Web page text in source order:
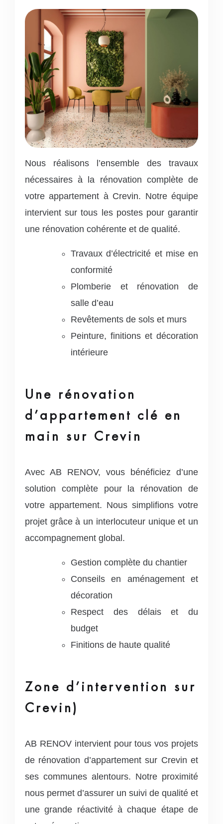
Nous réalisons l’ensemble des travaux
nécessaires à la rénovation complète de
votre appartement à Crevin. Notre équipe
intervient sur tous les postes pour garantir
une rénovation cohérente et de qualité.
Travaux d’électricité et mise en
conformité
Plomberie et rénovation de
salle d’eau
Revêtements de sols et murs
Peinture, finitions et décoration
intérieure
Une rénovation
d’appartement clé en
main sur Crevin
Avec AB RENOV, vous bénéficiez d’une
solution complète pour la rénovation de
votre appartement. Nous simplifions votre
projet grâce à un interlocuteur unique et un
accompagnement global.
Gestion complète du chantier
Conseils en aménagement et
décoration
Respect des délais et du
budget
Finitions de haute qualité
Zone d’intervention sur
Crevin)
AB RENOV intervient pour tous vos projets
de rénovation d’appartement sur Crevin et
ses communes alentours. Notre proximité
nous permet d’assurer un suivi de qualité et
une grande réactivité à chaque étape de